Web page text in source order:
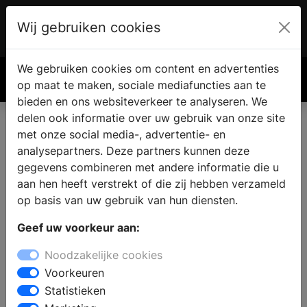
€ 0.00
Wij gebruiken cookies
We gebruiken cookies om content en advertenties
op maat te maken, sociale mediafuncties aan te
bieden en ons websiteverkeer te analyseren. We
delen ook informatie over uw gebruik van onze site
met onze social media-, advertentie- en
analysepartners. Deze partners kunnen deze
gegevens combineren met andere informatie die u
aan hen heeft verstrekt of die zij hebben verzameld
op basis van uw gebruik van hun diensten.
Geef uw voorkeur aan:
Noodzakelijke cookies
Voorkeuren
Statistieken